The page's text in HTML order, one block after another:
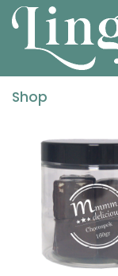
Overslaan naar inhoud
Shop